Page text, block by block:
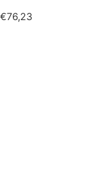
€76,23